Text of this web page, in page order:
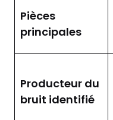
Pièces
principales
Producteur du
bruit identifié